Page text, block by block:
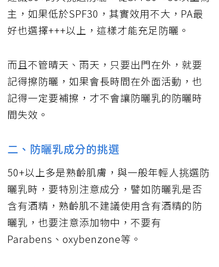
主，如果低於SPF30，其實效用不大，PA最
好也選擇+++以上，這樣才能充足防曬。
而且不管晴天、雨天，只要出門在外，就要
記得擦防曬，如果會長時間在外面活動，也
記得一定要補擦，才不會讓防曬乳的防曬時
間失效。
二、防曬乳成分的挑選
50+以上多是熟齡肌膚，與一般年輕人挑選防
曬乳時，要特別注意成分，譬如防曬乳是否
含有酒精，熟齡肌不建議使用含有酒精的防
曬乳，也要注意添加物中，不要有
Parabens、oxybenzone等。